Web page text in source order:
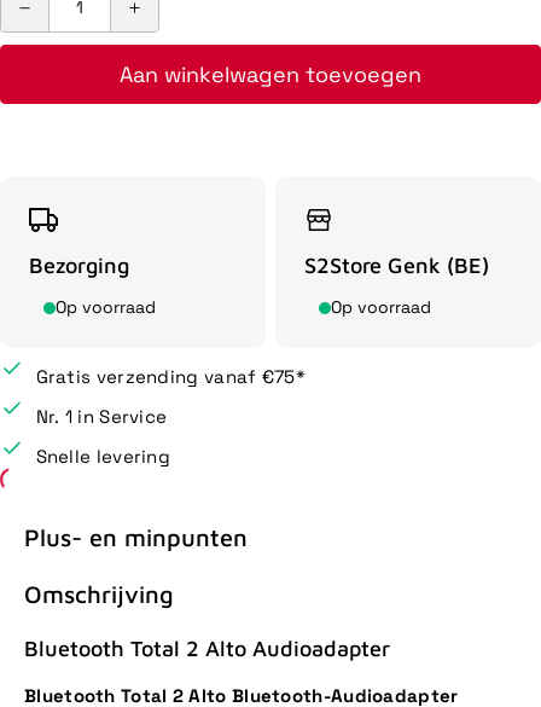
Aan winkelwagen toevoegen
Bezorging
Op voorraad
S2Store Genk (BE)
Op voorraad
Gratis verzending vanaf €75*
Nr. 1 in Service
Snelle levering
Plus- en minpunten
Omschrijving
Bluetooth Total 2 Alto Audioadapter
Bluetooth Total 2 Alto Bluetooth-Audioadapter